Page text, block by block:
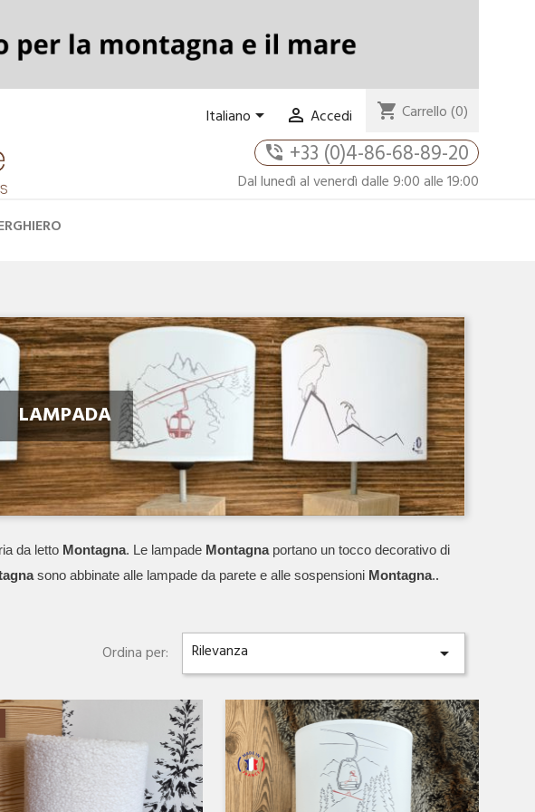
Italiano  Accedi shopping_cart Carrello(0)
phone_in_talk +33 (0)4-86-68-89-20
Dal lunedì al venerdì dalle 9:00 alle 19:00
LAMPADA
da letto Montagna. Le lampade Montagna portano un tocco decorativo di
sono abbinate alle lampade da parete e alle sospensioni Montagna..
Ordina per: Rilevanza

Anteprima